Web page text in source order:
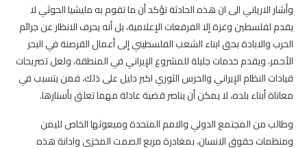
وأشار الارياني الى ان هذه الحادثة تؤكد أن ما تقوم به مليشيا الحوثي لا
يقدم لفلسطين وغزة إلا الفرقعات الإعلامية، بل أنه يحرف الانظار عن جرائم
الحرب والابادة بحق ابناء الشعب الفلسطيني إلى أعمال القرصنة في البحر
الأحمر، ويقدم خدمات جليلة للمشروع الإيراني في المنطقة، ولعل تصريحات
قيادات النظام الإيراني والحرس الثوري اكبر دليل على ذلك، فمن يتسبب في
معاناة أبناء بلده، لا يمكن أن يناصر قضية عادلة مهما تعلق بأستارها.
وطالب من المجتمع الدولي والامم المتحدة ومبعوثها الخاص لليمن
ومنظمات حقوق الانسان، بمغادرة مربع الصمت المخزي وادانة هذه